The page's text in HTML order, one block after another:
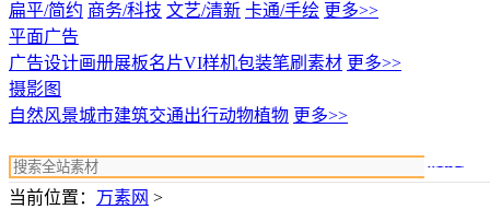
扁平/简约 商务/科技 文艺/清新 卡通/手绘 更多>>
平面广告
广告设计画册展板名片VI样机包装笔刷素材 更多>>
摄影图
自然风景城市建筑交通出行动物植物 更多>>
当前位置： 万素网 >